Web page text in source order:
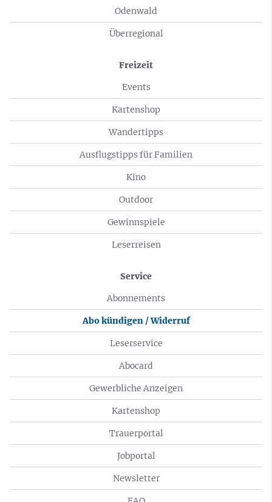
Odenwald
Überregional
Freizeit
Events
Kartenshop
Wandertipps
Ausflugstipps für Familien
Kino
Outdoor
Gewinnspiele
Leserreisen
Service
Abonnements
Abo kündigen / Widerruf
Leserservice
Abocard
Gewerbliche Anzeigen
Kartenshop
Trauerportal
Jobportal
Newsletter